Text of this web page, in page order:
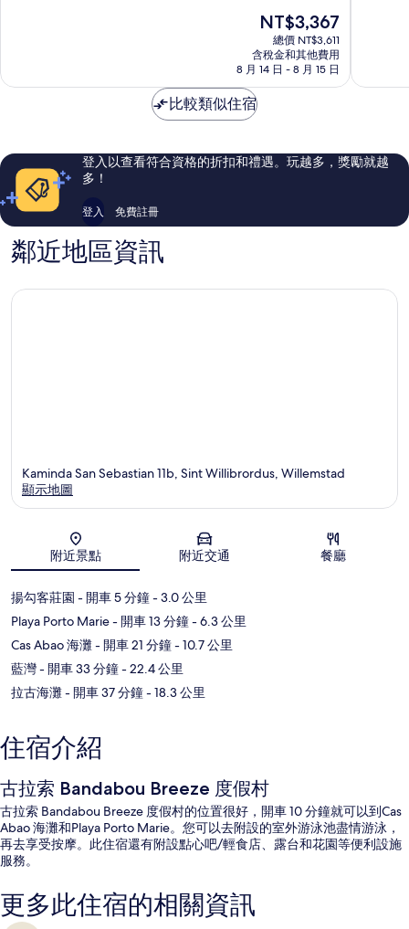
夠
評
論
現
價
格
為
NT$3,367
總價 NT$3,611
含稅金和其他費用
8 月 14 日 - 8 月 15 日
皮
區
棒
評
論
比較類似住宿
登入以查看符合資格的折扣和禮遇。玩越多，獎勵就越
多！
登入 免費註冊
鄰近地區資訊
地圖
Kaminda San Sebastian 11b, Sint Willibrordus, Willemstad
顯示地圖
附近景點 附近交通 餐廳
揚勾客莊園 - 開車 5 分鐘- 3.0 公里
Playa Porto Marie- 開車 13 分鐘- 6.3 公里
Cas Abao 海灘- 開車 21 分鐘- 10.7 公里
藍灣- 開車 33 分鐘- 22.4 公里
拉古海灘- 開車 37 分鐘- 18.3 公里
住宿介紹
古拉索 Bandabou Breeze 度假村
古拉索 Bandabou Breeze 度假村的位置很好，開車 10 分鐘就可以到Cas
Abao 海灘和Playa Porto Marie。您可以去附設的室外游泳池盡情游泳，
再去享受按摩。此住宿還有附設點心吧/輕食店、露台和花園等便利設施
服務。
更多此住宿的相關資訊